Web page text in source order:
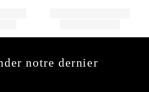
notre dernier